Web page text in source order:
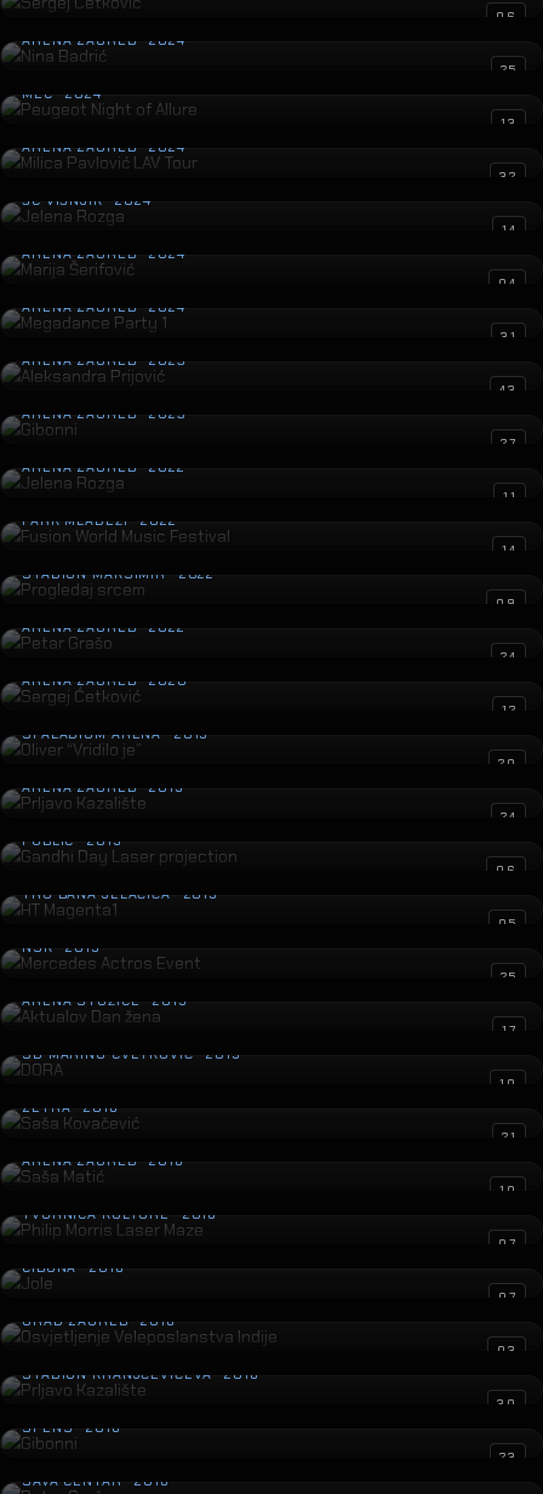
06
Nina Badrić
ARENA ZAGREB · 2024
25
Peugeot Night of Allure
MEC · 2024
13
Milica Pavlović LAV Tour
ARENA ZAGREB · 2024
32
Jelena Rozga
ŠC VIŠNJIK · 2024
14
Marija Šerifović
ARENA ZAGREB · 2024
04
Megadance Party 1
ARENA ZAGREB · 2024
31
Aleksandra Prijović
ARENA ZAGREB · 2023
43
Gibonni
ARENA ZAGREB · 2023
27
Jelena Rozga
ARENA ZAGREB · 2022
11
Fusion World Music Festival
PARK MLADEŽI · 2022
14
Progledaj srcem
STADION MAKSIMIR · 2022
09
Petar Grašo
ARENA ZAGREB · 2022
24
Sergej Ćetković
ARENA ZAGREB · 2020
12
Oliver “Vridilo je”
SPALADIUM ARENA · 2019
20
Prljavo Kazalište
ARENA ZAGREB · 2019
24
Gandhi Day Laser projection
PUBLIC · 2019
06
HT Magenta1
TRG BANA JELAČIĆA · 2019
05
Mercedes Actros Event
NSK · 2019
25
Aktualov Dan žena
ARENA STOŽICE · 2019
17
DORA
SD MARINO CVETKOVIĆ · 2019
10
Saša Kovačević
ZETRA · 2018
21
Saša Matić
ARENA ZAGREB · 2018
10
Philip Morris Laser Maze
TVORNICA KULTURE · 2018
07
Jole
CIBONA · 2018
07
Osvjetljenje Veleposlanstva Indije
GRAD ZAGREB · 2018
03
Prljavo Kazalište
STADION KRANJČEVIĆEVA · 2018
30
Gibonni
SPENS · 2018
23
Petar Grašo
SAVA CENTAR · 2018